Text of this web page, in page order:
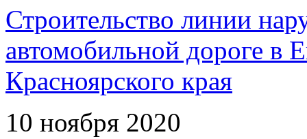
Строительство линии
автомобильной дороге в
Красноярского края
10 ноября 2020